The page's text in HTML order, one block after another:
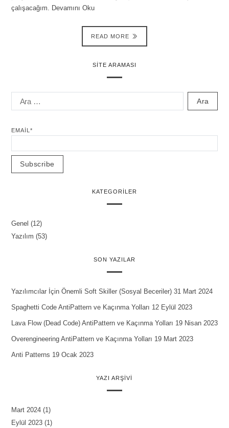
çalışacağım. Devamını Oku
READ MORE
SITE ARAMASI
EMAIL*
KATEGORILER
Genel (12)
Yazılım (53)
SON YAZILAR
Yazılımcılar İçin Önemli Soft Skiller (Sosyal Beceriler) 31 Mart 2024
Spaghetti Code AntiPattern ve Kaçınma Yolları 12 Eylül 2023
Lava Flow (Dead Code) AntiPattern ve Kaçınma Yolları 19 Nisan 2023
Overengineering AntiPattern ve Kaçınma Yolları 19 Mart 2023
Anti Patterns 19 Ocak 2023
YAZI ARŞIVI
Mart 2024(1)
Eylül 2023(1)